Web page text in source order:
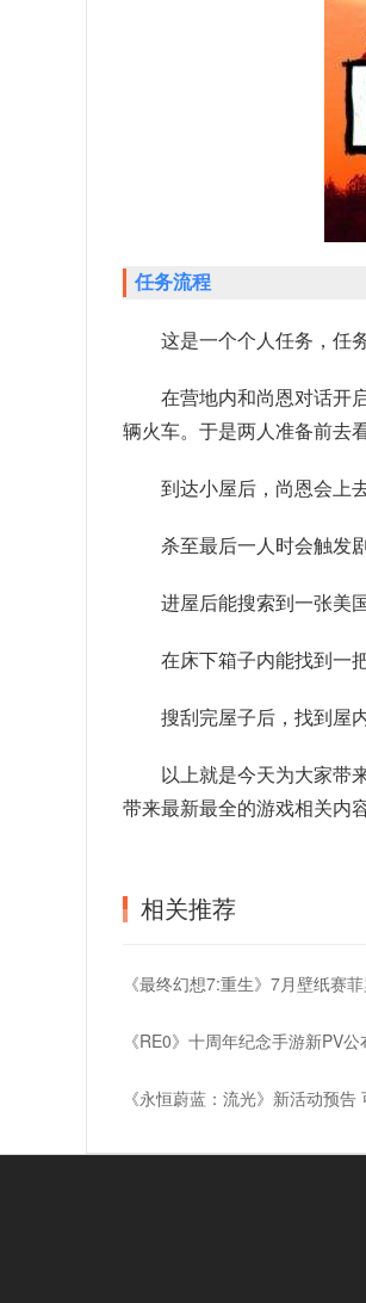
任务流程
这是一个个人任务，任
在营地内和尚恩对话开
辆火车。于是两人准备前去
到达小屋后，尚恩会上
杀至最后一人时会触发
进屋后能搜索到一张美
在床下箱子内能找到一
搜刮完屋子后，找到屋
以上就是今天为大家带
带来最新最全的游戏相关内容
相关推荐